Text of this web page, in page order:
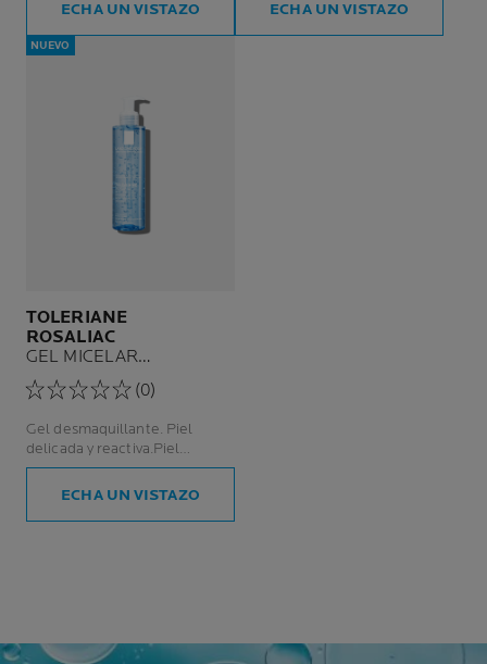
ECHA UN VISTAZO ECHA UN VISTAZO
NUEVO
TOLERIANE
ROSALIAC
GEL MICELAR
DESMAQUILLANTE
(0)
Gel desmaquillante. Piel
delicada y reactiva.Piel
sensible, con tendencia al
enrojecimiento.
ECHA UN VISTAZO